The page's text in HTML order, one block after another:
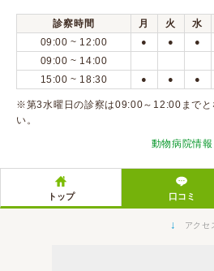
Calooペットとは？
口コミ投稿
診察時間 月 火 水
09:00 ~ 12:00
● ● ●
09:00 ~ 14:00
15:00 ~ 18:30 ● ● ●
※第3水曜日の診察は09:00～12:00までと
い。
動物病院情
トップ 口コミ
↓ アク